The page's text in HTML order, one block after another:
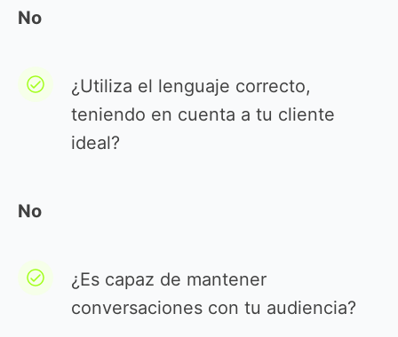
No
¿Utiliza el lenguaje correcto,
teniendo en cuenta a tu cliente
ideal?
No
¿Es capaz de mantener
conversaciones con tu audiencia?